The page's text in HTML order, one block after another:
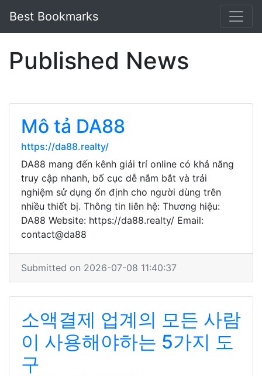
Best Bookmarks
Published News
Mô tả DA88
https://da88.realty/
DA88 mang đến kênh giải trí online có khả năng
truy cập nhanh, bố cục dễ nắm bắt và trải
nghiệm sử dụng ổn định cho người dùng trên
nhiều thiết bị. Thông tin liên hệ: Thương hiệu:
DA88 Website: https://da88.realty/ Email:
contact@da88
Submitted on 2026-07-08 11:40:37
소액결제 업계의 모든 사람
이 사용해야하는 5가지 도
구